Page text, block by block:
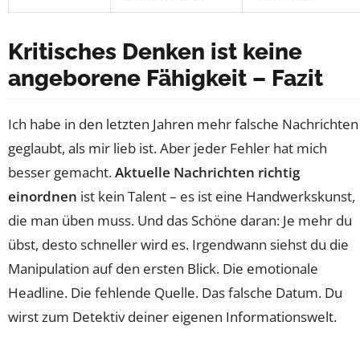
Kritisches Denken ist keine
angeborene Fähigkeit – Fazit
Ich habe in den letzten Jahren mehr falsche Nachrichten
geglaubt, als mir lieb ist. Aber jeder Fehler hat mich
besser gemacht.Aktuelle Nachrichten richtig
einordnen ist kein Talent – es ist eine Handwerkskunst,
die man üben muss. Und das Schöne daran: Je mehr du
übst, desto schneller wird es. Irgendwann siehst du die
Manipulation auf den ersten Blick. Die emotionale
Headline. Die fehlende Quelle. Das falsche Datum. Du
wirst zum Detektiv deiner eigenen Informationswelt.